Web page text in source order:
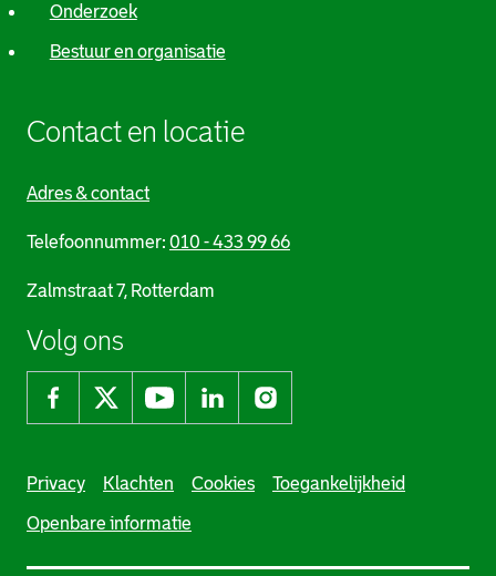
Onderzoek
Bestuur en organisatie
Contact en locatie
Adres & contact
Telefoonnummer: 010 - 433 99 66
Zalmstraat 7, Rotterdam
Volg ons
Facebook GGD Rotterdam-Rijnmond, opent een
Twitter GGD Rotterdam-Rijnmond, opent een
Youtube GGD Rotterdam-Rijnmond,
Linkedin GGD Rotterdam-
Instagram GGD
Privacy Klachten Cookies Toegankelijkheid
Openbare informatie